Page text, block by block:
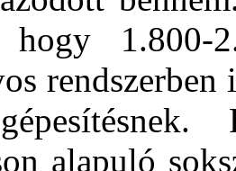
1.800-
alapuló